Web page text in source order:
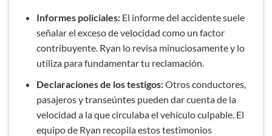
Informes policiales:El informe del accidente suele
señalar el exceso de velocidad como un factor
contribuyente. Ryan lo revisa minuciosamente y lo
utiliza para fundamentar tu reclamación.
Declaraciones de los testigos:Otros conductores,
pasajeros y transeúntes pueden dar cuenta de la
velocidad a la que circulaba el vehículo culpable. El
equipo de Ryan recopila estos testimonios